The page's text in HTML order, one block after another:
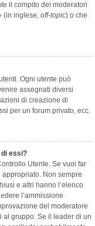
il compito dei moderatori
(in inglese, off-topic) o che
Ogni utente può
assegnati diversi
di creazione di
per un forum privato, ecc.
di essi?
Utente. Se vuoi far
Non sempre
e altri hanno l’elenco
l’ammissione
del moderatore
al gruppo. Se il leader di un